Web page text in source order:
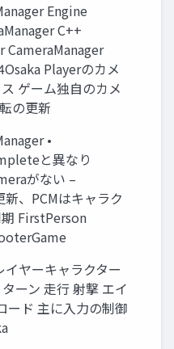
Engine
C++
CameraManager
Playerのカメ
ゲーム独自のカメ
の更新
•
と異なり
がない –
、PCMはキャラク
FirstPerson
イヤーキャラクター
ーン 走行 射撃 エイ
ード 主に入力の制御